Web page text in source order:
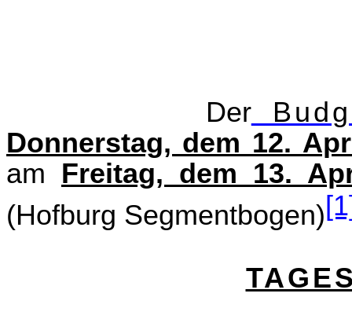
Der
Donnerstag, dem 12.
am Freitag, dem 13.
(Hofburg Segmentbogen)